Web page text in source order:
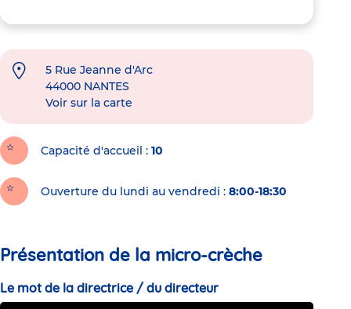
5 Rue Jeanne d'Arc
44000 NANTES
Voir sur la carte
Capacité d'accueil 10
Ouverture du lundi au vendredi : 8:00-18:30
Présentation de la micro-crèche
Le mot de la directrice / du directeur